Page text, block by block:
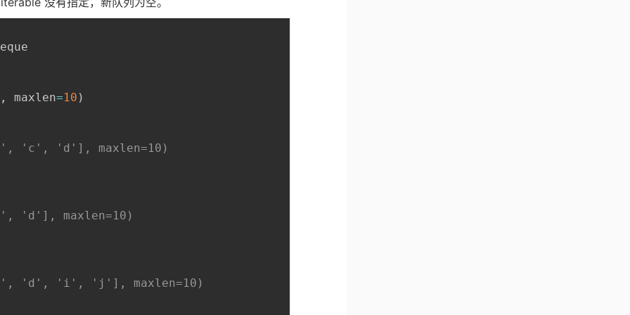
, maxlen=10 )
'c', 'd'], maxlen=10)
'd'], maxlen=10)
'd', 'i', 'j'], maxlen=10)